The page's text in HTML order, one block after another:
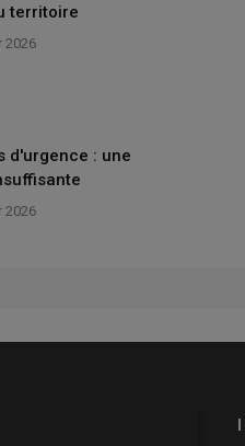
territoire
2026
d'urgence : une
2026